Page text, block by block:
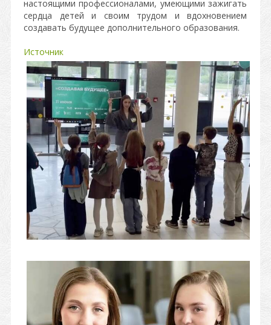
настоящими профессионалами, умеющими зажигать
сердца детей и своим трудом и вдохновением
создавать будущее дополнительного образования.
Источник